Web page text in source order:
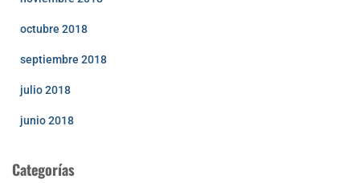
octubre 2018
septiembre 2018
julio 2018
junio 2018
Categorías